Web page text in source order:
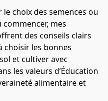
le choix des semences ou
mes
des conseils clairs
choisir les bonnes
et cultiver avec
les valeurs d’Éducation
alimentaire et